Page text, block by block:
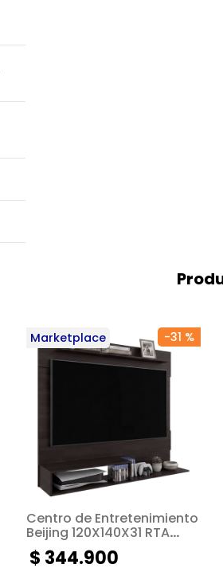
Marketplace -31 %
Centro de Entretenimiento
Beijing 120X140X31 RTA
Nogal ZF
$ 344.900